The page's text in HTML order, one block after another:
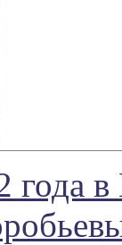
года